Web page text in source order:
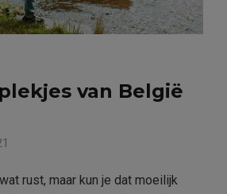
van België
rust, maar kun je dat moeilijk